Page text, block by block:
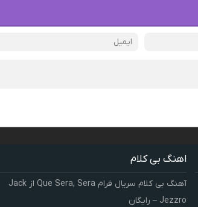
اهنگ بی کلام
آهنگ بی کلام سریال فرام Que Sera, Sera از Jack
Jezzro – رایگان